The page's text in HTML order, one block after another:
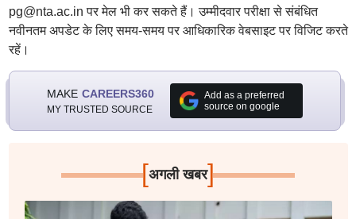
pg@nta.ac.in पर मेल भी कर सकते हैं। उम्मीदवार परीक्षा से संबंधित
नवीनतम अपडेट के लिए समय-समय पर आधिकारिक वेबसाइट पर विजिट करते
रहें।
MAKE CAREERS360
MY TRUSTED SOURCE
Add as a preferred
source on google
[अगली खबर]